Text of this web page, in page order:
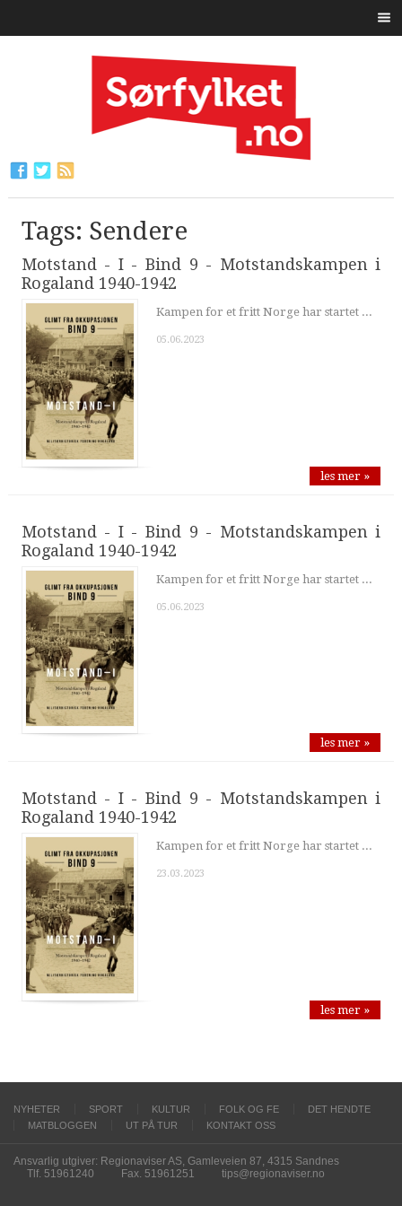
Tags: Sendere
Motstand - I - Bind 9 - Motstandskampen i
Rogaland 1940-1942
Kampen for et fritt Norge har startet ...
05.06.2023
les mer »
Motstand - I - Bind 9 - Motstandskampen i
Rogaland 1940-1942
Kampen for et fritt Norge har startet ...
05.06.2023
les mer »
Motstand - I - Bind 9 - Motstandskampen i
Rogaland 1940-1942
Kampen for et fritt Norge har startet ...
23.03.2023
les mer »
NYHETER SPORT KULTUR FOLK OG FE
DET HENDTE
MATBLOGGEN
UT PÅ TUR KONTAKT OSS
Ansvarlig utgiver: Regionaviser AS, Gamleveien 87, 4315 Sandnes
Tlf. 51961240
Fax. 51961251 tips@regionaviser.no